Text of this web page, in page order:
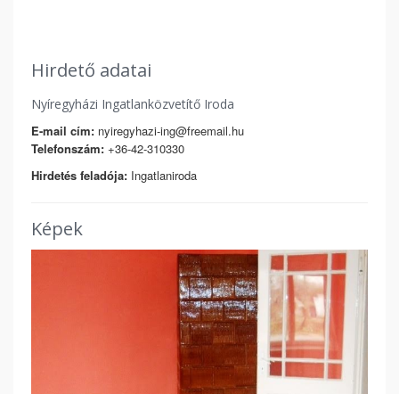
Hirdető adatai
Nyíregyházi Ingatlanközvetítő Iroda
E-mail cím: nyiregyhazi-ing@freemail.hu
Telefonszám: +36-42-310330
Hirdetés feladója: Ingatlaniroda
Képek